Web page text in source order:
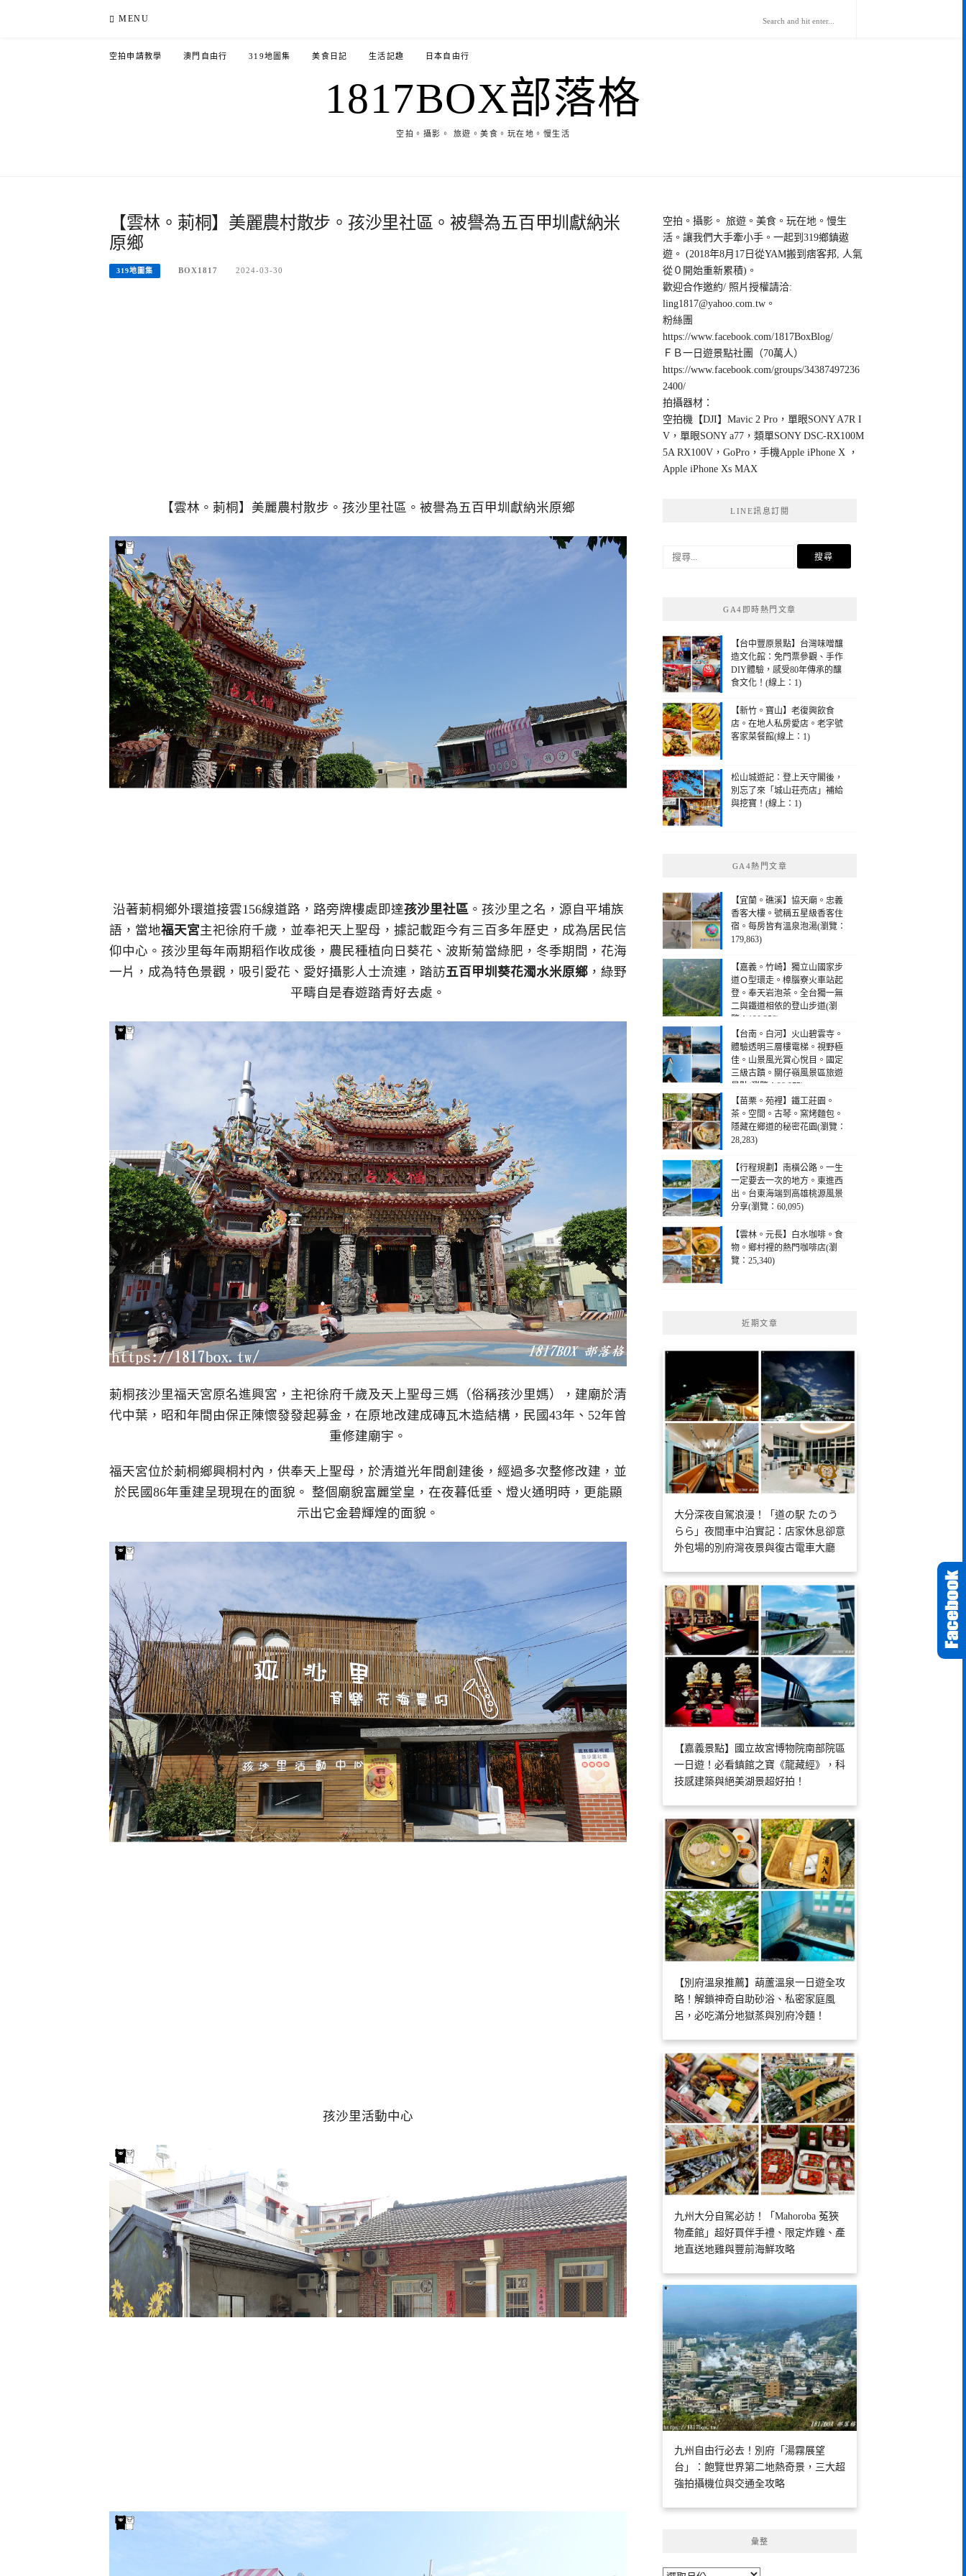
MENU
空拍申請教學 澳門自由行 319地圖集 美食日記 生活記趣 日本自由行
1817BOX部落格
空拍。攝影。 旅遊。美食。玩在地。慢生活
【雲林。莿桐】美麗農村散步。孩沙里社區。被譽為五百甲圳獻納米
原鄉
319地圖集 BOX1817 2024-03-30
【雲林。莿桐】美麗農村散步。孩沙里社區。被譽為五百甲圳獻納米原鄉
沿著莿桐鄉外環道接雲156線道路，路旁牌樓處即達孩沙里社區。孩沙里之名，源自平埔族
語，當地福天宮主祀徐府千歲，並奉祀天上聖母，據記載距今有三百多年歷史，成為居民信
仰中心。孩沙里每年兩期稻作收成後，農民種植向日葵花、波斯菊當綠肥，冬季期間，花海
一片，成為特色景觀，吸引愛花、愛好攝影人士流連，踏訪五百甲圳葵花濁水米原鄉 ，綠野
平疇自是春遊踏青好去處。
莿桐孩沙里福天宮原名進興宮，主祀徐府千歲及天上聖母三媽（俗稱孩沙里媽），建廟於清
代中葉，昭和年間由保正陳懷發發起募金，在原地改建成磚瓦木造結構，民國43年、52年曾
重修建廟宇。
福天宮位於莿桐鄉興桐村內，供奉天上聖母，於清道光年間創建後，經過多次整修改建，並
於民國86年重建呈現現在的面貌。 整個廟貌富麗堂皇，在夜暮低垂、燈火通明時，更能顯
示出它金碧輝煌的面貌。
孩沙里活動中心
空拍。攝影。 旅遊。美食。玩在地。慢生
活。讓我們大手牽小手。一起到319鄉鎮遨
遊。 (2018年8月17日從YAM搬到痞客邦, 人氣
從０開始重新累積)。
歡迎合作邀約/ 照片授權請洽:
ling1817@yahoo.com.tw 。
粉絲團
https://www.facebook.com/1817BoxBlog/
ＦＢ一日遊景點社團（70萬人）
https://www.facebook.com/groups/34387497236
2400/
拍攝器材：
空拍機【DJI】Mavic 2 Pro，單眼SONY A7R I
V，單眼SONY a77，類單SONY DSC-RX100M
5A RX100V，GoPro，手機Apple iPhone X ，
Apple iPhone Xs MAX
LINE訊息訂閱
搜
GA4即時熱門文章
【台中豐原景點】台灣味噌釀
造文化館：免門票參觀、手作
DIY體驗，感受80年傳承的釀
食文化！(線上：1)
【新竹。寶山】老復興飲食
店。在地人私房愛店。老字號
客家菜餐館(線上：1)
松山城遊記：登上天守閣後，
別忘了來「城山荘売店」補給
與挖寶！(線上：1)
GA4熱門文章
【宜蘭。礁溪】協天廟。忠義
香客大樓。號稱五星級香客住
宿。每房皆有溫泉泡湯(瀏覽：
179,863)
【嘉義。竹崎】獨立山國家步
道Ｏ型環走。樟腦寮火車站起
登。奉天岩泡茶。全台獨一無
二與鐵道相依的登山步道(瀏
覽：190,256)
【台南。白河】火山碧雲寺。
體驗透明三層樓電梯。視野極
佳。山景風光賞心悅目。國定
三級古蹟。關仔嶺風景區旅遊
景點(瀏覽：28,975)
【苗栗。苑裡】鐵工莊園。
茶。空間。古琴。窯烤麵包。
隱藏在鄉道的秘密花園(瀏覽：
28,283)
【行程規劃】南橫公路。一生
一定要去一次的地方。東進西
出。台東海端到高雄桃源風景
分享(瀏覽：60,095)
【雲林。元長】白水咖啡。食
物。鄉村裡的熱門咖啡店(瀏
覽：25,340)
近期文章
大分深夜自駕浪漫！「道の駅 たのう
らら」夜間車中泊實記：店家休息卻意
外包場的別府灣夜景與復古電車大廳
【嘉義景點】國立故宮博物院南部院區
一日遊！必看鎮館之寶《龍藏經》，科
技感建築與絕美湖景超好拍！
【別府溫泉推薦】葫蘆溫泉一日遊全攻
略！解鎖神奇自助砂浴、私密家庭風
呂，必吃滿分地獄蒸與別府冷麵！
九州大分自駕必訪！「Mahoroba 菟狹
物產館」超好買伴手禮、限定炸雞、產
地直送地雞與豐前海鮮攻略
九州自由行必去！別府「湯霧展望
台」：飽覽世界第二地熱奇景，三大超
強拍攝機位與交通全攻略
彙整